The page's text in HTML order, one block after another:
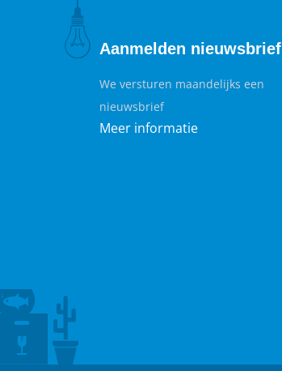
Aanmelden nieuwsbrief
We versturen maandelijks een
nieuwsbrief
Meer informatie